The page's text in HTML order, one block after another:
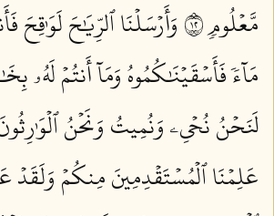
مَّعۡلُومٖ ٢١
وَأَرۡسَلۡنَا ٱلرِّيَٰحَ لَوَٰقِحَ
مَآءٗ فَأَسۡقَيۡنَٰكُمُوهُ وَمَآ أَنتُمۡ لَهُۥ
لَنَحۡنُ نُحۡيِۦ وَنُمِيتُ وَنَحۡنُ ٱلۡوَٰرِثُونَ
عَلِمۡنَا ٱلۡمُسۡتَقۡدِمِينَ مِنكُمۡ وَلَقَدۡ